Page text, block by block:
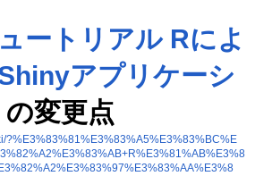
ートリアル Rによ
アプリケーシ
変更点
?%E3%83%81%E3%83%A5%E3%83%BC%E